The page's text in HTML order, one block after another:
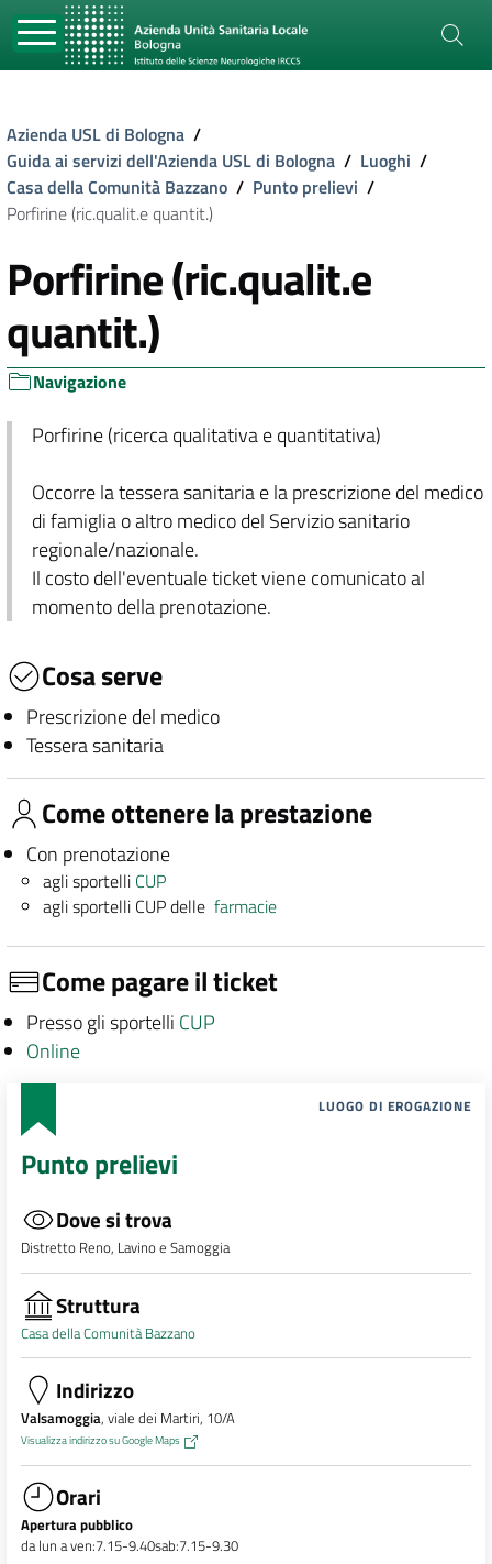
Azienda USL di Bologna /
Guida ai servizi dell'Azienda USL di Bologna / Luoghi /
Casa della Comunità Bazzano / Punto prelievi /
Porfirine (ric.qualit.e quantit.)
Porfirine (ric.qualit.e
quantit.)
Navigazione
Porfirine (ricerca qualitativa e quantitativa)
Occorre la tessera sanitaria e la prescrizione del medico
di famiglia o altro medico del Servizio sanitario
regionale/nazionale.
Il costo dell'eventuale ticket viene comunicato al
momento della prenotazione.
Cosa serve
Prescrizione del medico
Tessera sanitaria
Come ottenere la prestazione
Con prenotazione
agli sportelli CUP
agli sportelli CUP dellefarmacie
Come pagare il ticket
Presso gli sportelli CUP
Online
LUOGO DI EROGAZIONE
Punto prelievi
Dove si trova
Distretto Reno, Lavino e Samoggia
Struttura
Casa della Comunità Bazzano
Indirizzo
Valsamoggia, viale dei Martiri, 10/A
Visualizza indirizzo su Google Maps
Orari
Apertura pubblico
da lun a ven:7.15-9.40sab:7.15-9.30